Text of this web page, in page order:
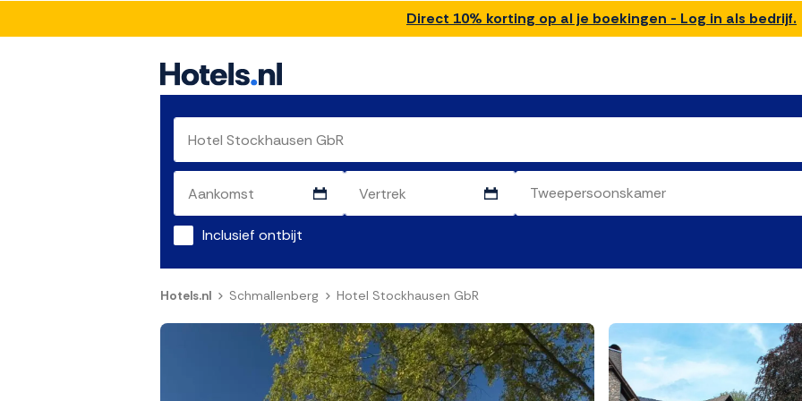
Direct 10% korting op al je boekingen - Log in als bedrijf.
Inclusief ontbijt
Hotels.nl Schmallenberg Hotel Stockhausen GbR